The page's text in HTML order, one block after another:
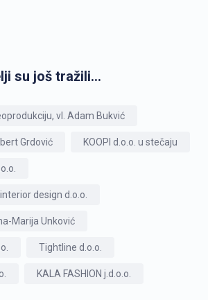
su još tražili...
vl. Adam Bukvić
Grdović KOOPI d.o.o. u stečaju
design d.o.o.
Marija Unković
Tightline d.o.o.
KALA FASHION j.d.o.o.